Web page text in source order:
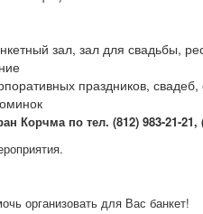
зал, зал для свадьбы,
праздников,
Корчма по тел. (812) 983-21-21,
организовать для Вас банкет!